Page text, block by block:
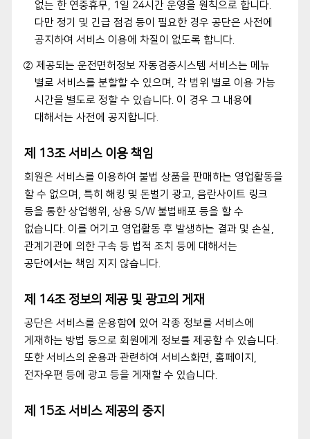
없는 한 연중휴무, 1일 24시간 운영을 원칙으로 합니다.
다만 정기 및 긴급 점검 등이 필요한 경우 공단은 사전에
공지하여 서비스 이용에 차질이 없도록 합니다.
② 제공되는 운전면허정보 자동검증시스템 서비스는 메뉴
별로 서비스를 분할할 수 있으며, 각 범위 별로 이용 가능
시간을 별도로 정할 수 있습니다. 이 경우 그 내용에
대해서는 사전에 공지합니다.
제 13조 서비스 이용 책임
회원은 서비스를 이용하여 불법 상품을 판매하는 영업활동을
할 수 없으며, 특히 해킹 및 돈벌기 광고, 음란사이트 링크
등을 통한 상업행위, 상용 S/W 불법배포 등을 할 수
없습니다. 이를 어기고 영업활동 후 발생하는 결과 및 손실,
관계기관에 의한 구속 등 법적 조치 등에 대해서는
공단에서는 책임 지지 않습니다.
제 14조 정보의 제공 및 광고의 게재
공단은 서비스를 운용함에 있어 각종 정보를 서비스에
게재하는 방법 등으로 회원에게 정보를 제공할 수 있습니다.
또한 서비스의 운용과 관련하여 서비스화면, 홈페이지,
전자우편 등에 광고 등을 게재할 수 있습니다.
제 15조 서비스 제공의 중지